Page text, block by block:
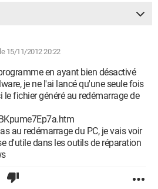
(iphlpsvc) - Unknown owner -
100 (KeyIso) - Unknown owner -
(file missing)
2946 (KtmRm) - Unknown owner -
- Unknown owner -
100
owner -
1
-
15/11/2012 20:22
en ayant bien désactivé
je ne l'ai lancé qu'une seule fois
fichier généré au redémarrage de
au redémarrage du PC, je vais voir
d'utile dans les outils de réparation